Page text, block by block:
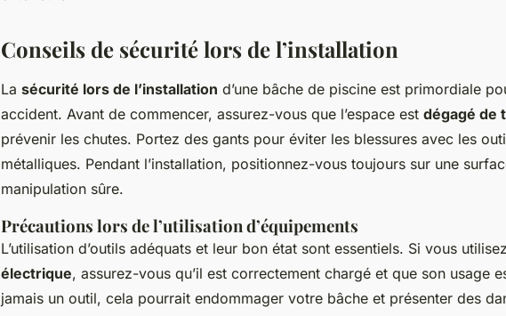
Conseils de sécurité lors de l’installation
La sécurité lors de l’installation d’une bâche de piscine est primordiale
accident. Avant de commencer, assurez-vous que l’espace est dégagé de
prévenir les chutes. Portez des gants pour éviter les blessures avec les
métalliques. Pendant l’installation, positionnez-vous toujours sur une
manipulation sûre.
Précautions lors de l’utilisation d’équipements
L’utilisation d’outils adéquats et leur bon état sont essentiels. Si vous
électrique, assurez-vous qu’il est correctement chargé et que son usage
jamais un outil, cela pourrait endommager votre bâche et présenter des